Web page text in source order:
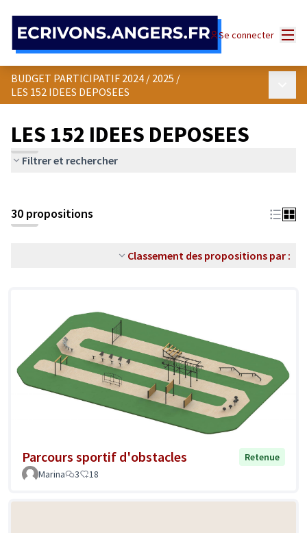
Se connecter
BUDGET PARTICIPATIF 2024 / 2025 /
LES 152 IDEES DEPOSEES
LES 152 IDEES DEPOSEES
Filtrer et rechercher
30 propositions
Classement des propositions par :
Parcours sportif d'obstacles
Retenue
Marina
3 18